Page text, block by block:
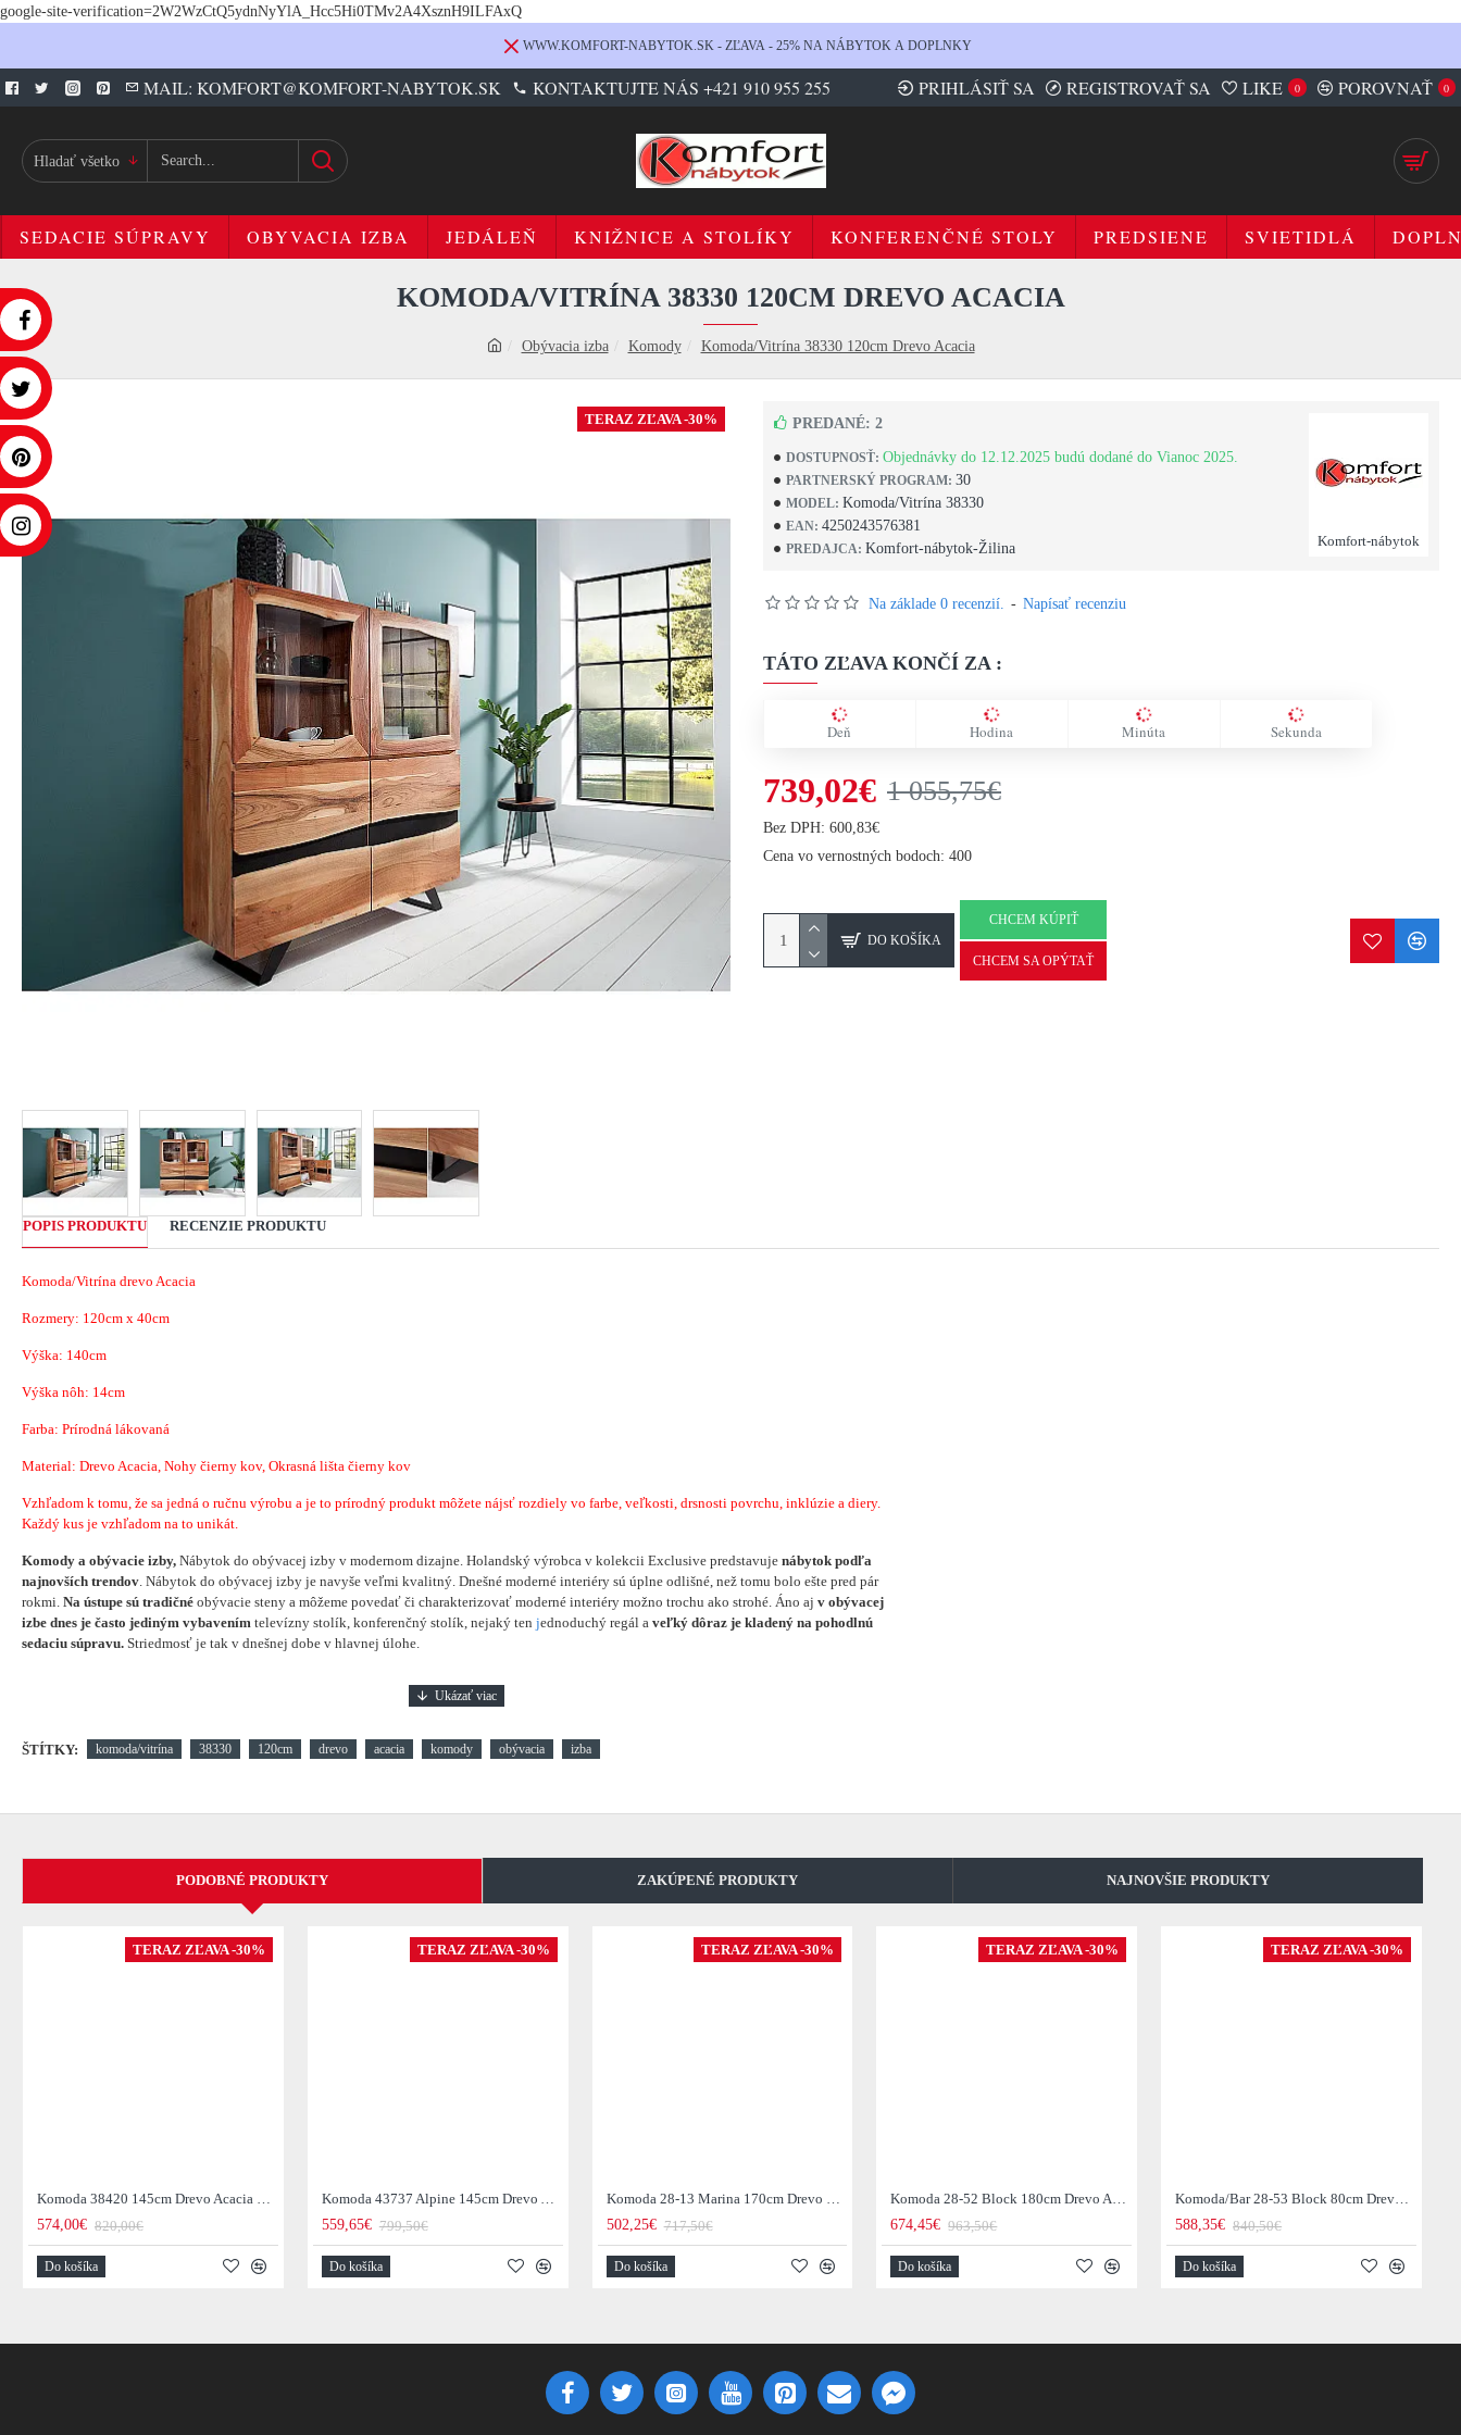
google-site-verification=2W2WzCtQ5ydnNyYlA_Hcc5Hi0TMv2A4XsznH9ILFAxQ
WWW.KOMFORT-NABYTOK.SK - ZĽAVA - 25% NA NÁBYTOK A DOPLNKY
MAIL: KOMFORT@KOMFORT-NABYTOK.SK KONTAKTUJTE NÁS +421 910 955 255 PRIHLÁSIŤ SA REGISTROVAŤ SA LIKE 0 POROVNAŤ 0
Hladať všetko
SEDACIE SÚPRAVY OBYVACIA IZBA JEDÁLEŇ KNIŽNICE A STOLÍKY KONFERENČNÉ STOLY PREDSIENE SVIETIDLÁ
Obývacia izba Komody Komoda/Vitrína 38330 120cm Drevo Acacia
KOMODA/VITRÍNA 38330 120CM DREVO ACACIA
TERAZ ZĽAVA -30%
DOSTUPNOSŤ: Objednávky do 12.12.2025 budú dodané do Vianoc 2025.
PARTNERSKÝ PROGRAM: 30
MODEL: Komoda/Vitrína 38330
EAN: 4250243576381
PREDAJCA: Komfort-nábytok-Žilina Komfort-nábytok
PREDANÉ: 2
Na základe 0 recenzií. - Napísať recenziu
TÁTO ZĽAVA KONČÍ ZA :
Deň Hodina Minúta Sekunda
739,02€ 1 055,75€
Bez DPH: 600,83€
Cena vo vernostných bodoch: 400
DO KOŠÍKA
CHCEM KÚPIŤ
CHCEM SA OPÝTAŤ
POPIS PRODUKTU RECENZIE PRODUKTU
Komoda/Vitrína drevo Acacia
Rozmery: 120cm x 40cm
Výška: 140cm
Výška nôh: 14cm
Farba: Prírodná lákovaná
Material: Drevo Acacia, Nohy čierny kov, Okrasná lišta čierny kov
Vzhľadom k tomu, že sa jedná o ručnu výrobu a je to prírodný produkt môžete nájsť rozdiely vo farbe, veľkosti, drsnosti povrchu, inklúzie a diery.
Každý kus je vzhľadom na to unikát.
Komody a obývacie izby, Nábytok do obývacej izby v modernom dizajne. Holandský výrobca v kolekcii Exclusive predstavuje nábytok podľa
najnovších trendov . Nábytok do obývacej izby je navyše veľmi kvalitný. Dnešné moderné interiéry sú úplne odlišné, než tomu bolo ešte pred pár
rokmi. Na ústupe sú tradičné obývacie steny a môžeme povedať či charakterizovať moderné interiéry možno trochu ako strohé. Áno aj v obývacej
izbe dnes je často jediným vybavením televízny stolík, konferenčný stolík, nejaký ten jednoduchý regál a veľký dôraz je kladený na pohodlnú
sedaciu súpravu. Striedmosť je tak v dnešnej dobe v hlavnej úlohe.
ŠTÍTKY: komoda/vitrína 38330 120cm drevo acacia komody obývacia izba
PODOBNÉ PRODUKTY ZAKÚPENÉ PRODUKTY NAJNOVŠIE PRODUKTY
TERAZ ZĽAVA -30%
Komoda 38420 145cm Drevo Acacia Retro
574,00€ 820,00€
Do košíka
TERAZ ZĽAVA -30%
Komoda 43737 Alpine 145cm Drevo Acacia Honey
559,65€ 799,50€
Do košíka
TERAZ ZĽAVA -30%
Komoda 28-13 Marina 170cm Drevo Mango
502,25€ 717,50€
Do košíka
TERAZ ZĽAVA -30%
Komoda 28-52 Block 180cm Drevo Acacia
674,45€ 963,50€
Do košíka
TERAZ ZĽAVA -30%
Komoda/Bar 28-53 Block 80cm Drevo Acacia
588,35€ 840,50€
Do košíka